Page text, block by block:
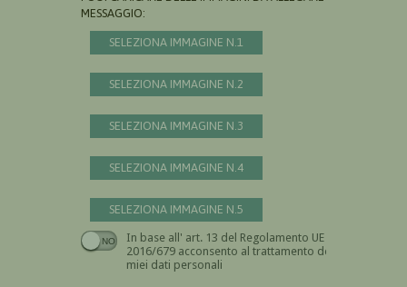
MESSAGGIO:
SELEZIONA IMMAGINE N.1
SELEZIONA IMMAGINE N.2
SELEZIONA IMMAGINE N.3
SELEZIONA IMMAGINE N.4
SELEZIONA IMMAGINE N.5
In base all' art. 13 del Regolamento UE n.
2016/679 acconsento al trattamento dei
miei dati personali
Devi dare il consenso